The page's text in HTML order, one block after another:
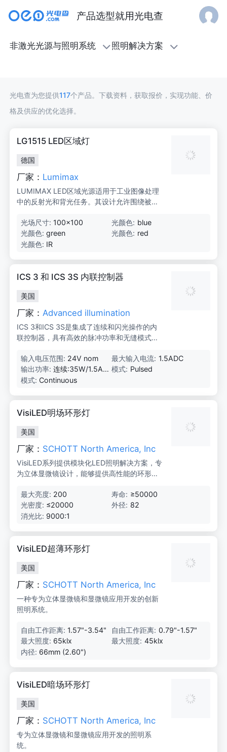
产品选型就用光电查
照
解
决
方
非激光光源与照明系统 照明解决方案
光电查为您提供117个产品。下载资料，获取报价，实现功能、价
格及供应的优化选择。
LG1515 LED区域灯
德国
厂家： Lumimax
LUMIMAX LED区域光源适用于工业图像处理
中的反射光和背光任务。其设计允许围绕被检
光场尺寸: 100x100 光颜色: blue
光颜色: green 光颜色: red
光颜色: IR
ICS 3 和 ICS 3S 内联控制器
美国
厂家： Advanced illumination
ICS 3和ICS 3S是集成了连续和闪光操作的内
联控制器，具有高效的脉冲功率和无缝模式切
输入电压范围: 24V nom 最大输入电流: 1.5ADC
输出功率: 连续:35W/1.5A;
闪光:5x Overdriv
e typical
模式: Pulsed
模式: Continuous
VisiLED明场环形灯
美国
厂家： SCHOTT North America, Inc
VisiLED系列提供模块化LED照明解决方案，专
为立体显微镜设计，能够提供高性能的环形灯
合。
最大亮度: 200 寿命: ≥50000
光密度: ≤20000 外径: 82
消光比: 9000:1
VisiLED超薄环形灯
美国
厂家： SCHOTT North America, Inc
一种专为立体显微镜和显微镜应用开发的创新
照明系统。
自由工作距离: 1.57"-3.54" 自由工作距离: 0.79"-1.57"
最大照度: 65klx 最大照度: 45klx
内径: 66mm (2.60")
VisiLED暗场环形灯
美国
厂家： SCHOTT North America, Inc
专为立体显微镜和显微镜应用开发的照明系
统。